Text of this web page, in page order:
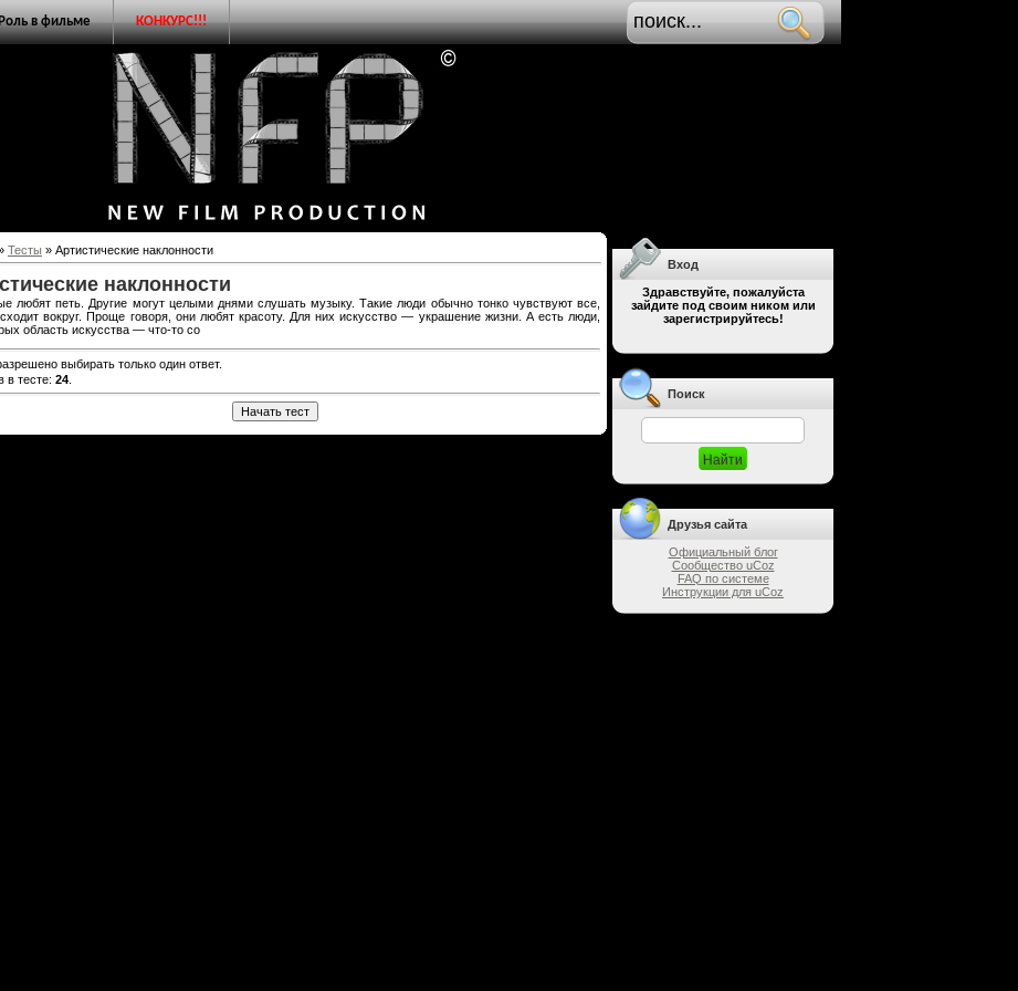
в фильме КОНКУРС!!!
Тесты » Артистические наклонности
наклонности
любят петь. Другие могут целыми днями слушать музыку. Такие люди обычно тонко чувствуют все,
вокруг. Проще говоря, они любят красоту. Для них искусство — украшение жизни. А есть люди,
область искусства — что-то со
выбирать только один ответ.
в тесте: 24
Вход
Здравствуйте, пожалуйста
зайдите под своим ником или
зарегистрируйтесь!
Поиск
Друзья сайта
Официальный блог
Сообщество uCoz
FAQ по системе
Инструкции для uCoz